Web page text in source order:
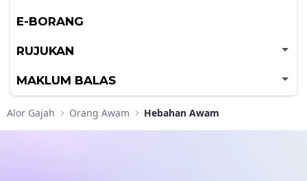
E-BORANG
RUJUKAN
MAKLUM BALAS
Alor Gajah Orang Awam Hebahan Awam